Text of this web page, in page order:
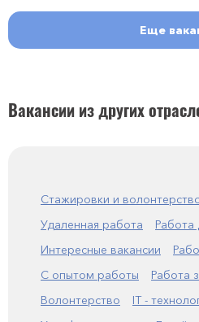
Еще
Вакансии из других
Стажировки и
Удаленная работа
Работа
Интересные вакансии
С опытом работы
Работа
Волонтерство
IT -